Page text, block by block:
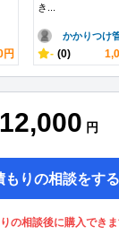
円
き...
かかりつけ
- (0)
12,000 円
もりの相談をする
の相談後に購入でき